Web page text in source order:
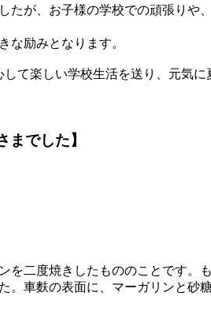
が、お子様の学校での頑張りや
励みとなります。
て楽しい学校生活を送り、元気
でした】
二度焼きしたもののことです。
。車麩の表面に、マーガリンと砂